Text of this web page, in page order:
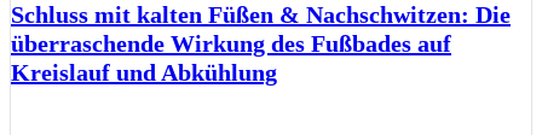
Schluss mit kalten Füßen & Nachschwitzen: Die
überraschende Wirkung des Fußbades auf
Kreislauf und Abkühlung